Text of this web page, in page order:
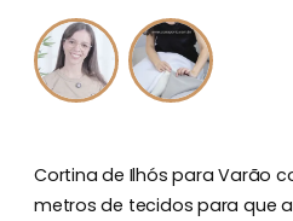
Cortina de Ilhós para Varão
metros de tecidos para que